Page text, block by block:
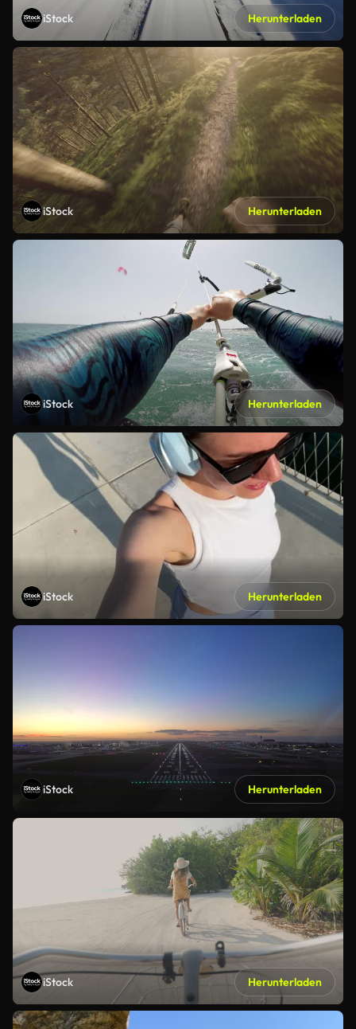
iStock Herunterladen
iStock Herunterladen
iStock Herunterladen
iStock Herunterladen
iStock Herunterladen
iStock Herunterladen